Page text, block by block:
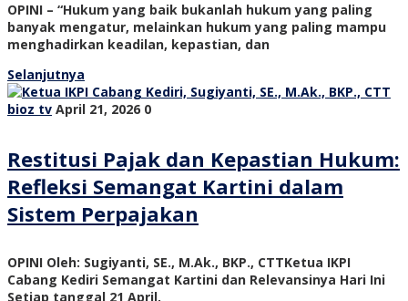
OPINI – “Hukum yang baik bukanlah hukum yang paling
banyak mengatur, melainkan hukum yang paling mampu
menghadirkan keadilan, kepastian, dan
Selanjutnya
bioz tv April 21, 2026 0
Restitusi Pajak dan Kepastian Hukum:
Refleksi Semangat Kartini dalam
Sistem Perpajakan
OPINI Oleh: Sugiyanti, SE., M.Ak., BKP., CTTKetua IKPI
Cabang Kediri Semangat Kartini dan Relevansinya Hari Ini
Setiap tanggal 21 April,